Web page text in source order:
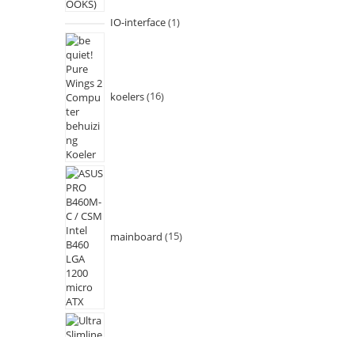
IO-interface 1
koelers 16
mainboard 15